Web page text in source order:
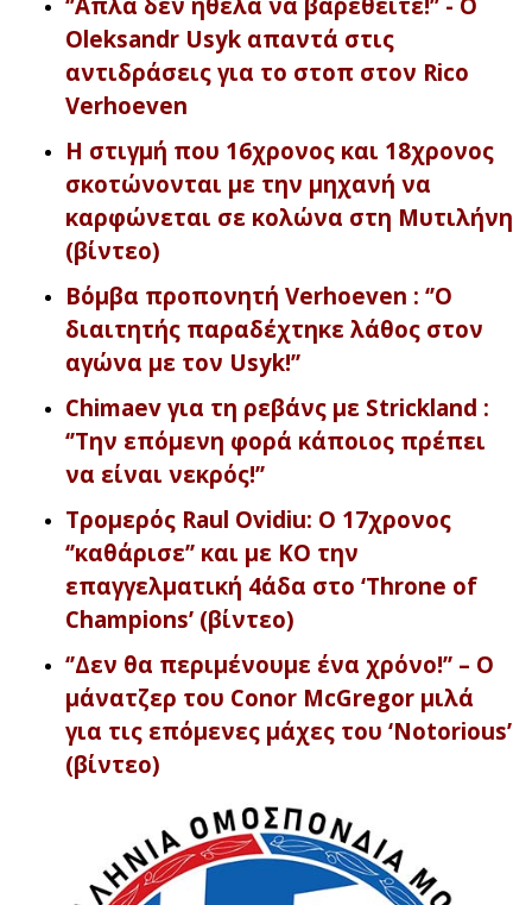
Oleksandr Usyk απαντά στις
αντιδράσεις για το στοπ στον Rico
Verhoeven
Η στιγμή που 16χρονος και 18χρονος
σκοτώνονται με την μηχανή να
καρφώνεται σε κολώνα στη Μυτιλήνη
(βίντεο)
Βόμβα προπονητή Verhoeven : ‘’O
διαιτητής παραδέχτηκε λάθος στον
αγώνα με τον Usyk!’’
Chimaev για τη ρεβάνς με Strickland :
‘’Την επόμενη φορά κάποιος πρέπει
να είναι νεκρός!’’
Τρομερός Raul Ovidiu: Ο 17χρονος
‘’καθάρισε’’ και με ΚΟ την
επαγγελματική 4άδα στο ‘Throne of
Champions’ (βίντεο)
‘’Δεν θα περιμένουμε ένα χρόνο!’’ – Ο
μάνατζερ του Conor McGregor μιλά
για τις επόμενες μάχες του ‘Notorious’
(βίντεο)